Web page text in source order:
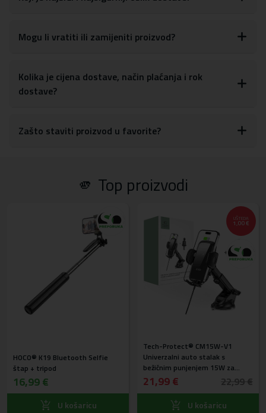
Mogu li vratiti ili zamijeniti proizvod?
Kolika je cijena dostave, način plaćanja i rok
dostave?
Zašto staviti proizvod u favorite?
🫵 Top proizvodi
HOCO® K19 Bluetooth Selfie
štap + tripod
16,99 €
U košaricu
UŠTEDA
1,00 €
Tech-Protect® CM15W-V1
Univerzalni auto stalak s
bežičnim punjenjem 15W za
vjetrobransko staklo, kontrolnu
ploču i ventilaciju
21,99 €
U košaricu